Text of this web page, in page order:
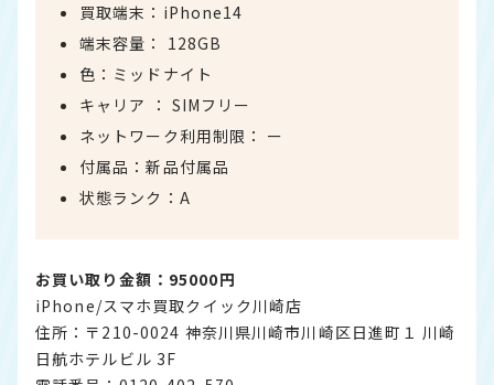
買取端末：iPhone14
端末容量： 128GB
色：ミッドナイト
キャリア ： SIMフリー
ネットワーク利用制限： ー
付属品：新品付属品
状態ランク：A
お買い取り金額：95000円
iPhone/スマホ買取クイック川崎店
住所：〒210-0024 神奈川県川崎市川崎区日進町１ 川崎
日航ホテルビル 3F